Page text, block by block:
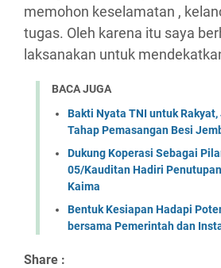
memohon keselamatan ,
tugas. Oleh karena itu saya
laksanakan untuk
BACA JUGA
Bakti Nyata TNI untuk
Tahap Pemasangan Besi
Dukung Koperasi Sebagai
05/Kauditan Hadiri
Kaima
Bentuk Kesiapan Hadapi
bersama Pemerintah dan
Share :